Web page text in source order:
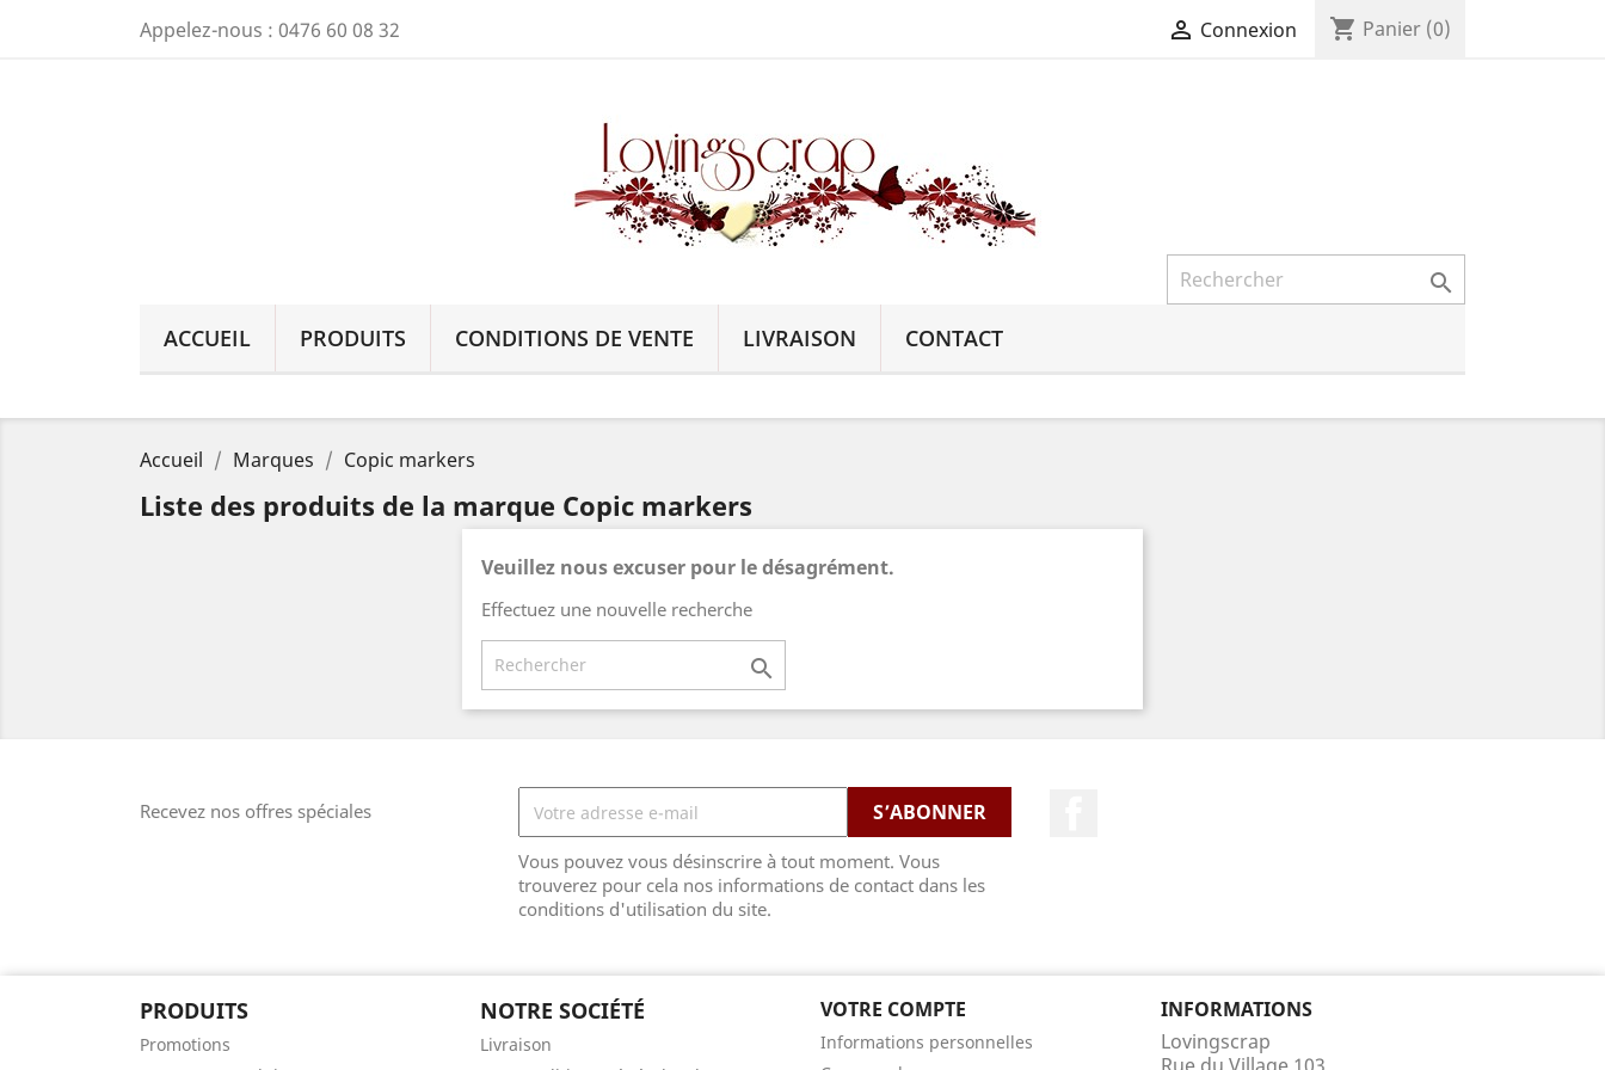
Appelez-nous : 0476 60 08 32  Connexion shopping_cart Panier (0)

ACCUEIL
PRODUITS CONDITIONS DE VENTE LIVRAISON CONTACT
Accueil Marques Copic markers
Liste des produits de la marque Copic markers
Veuillez nous excuser pour le désagrément.
Effectuez une nouvelle recherche

Recevez nos offres spéciales
Vous pouvez vous désinscrire à tout moment. Vous
trouverez pour cela nos informations de contact dans les
conditions d'utilisation du site.
PRODUITS
Promotions
NOTRE SOCIÉTÉ
Livraison
VOTRE COMPTE
Informations personnelles
INFORMATIONS
Lovingscrap